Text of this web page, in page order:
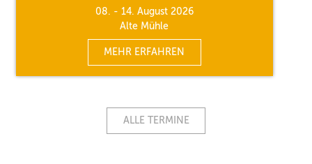
08. - 14. August 2026
Alte Mühle
MEHR ERFAHREN
ALLE TERMINE